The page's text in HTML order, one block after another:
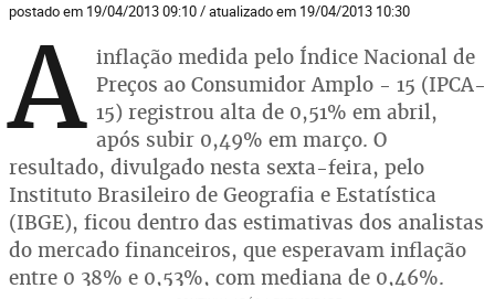
postado em 19/04/2013 09:10 / atualizado em 19/04/2013 10:30
A inflação medida pelo Índice Nacional de
Preços ao Consumidor Amplo - 15 (IPCA-
15) registrou alta de 0,51% em abril,
após subir 0,49% em março. O
resultado, divulgado nesta sexta-feira, pelo
Instituto Brasileiro de Geografia e Estatística
(IBGE), ficou dentro das estimativas dos analistas
do mercado financeiros, que esperavam inflação
entre 0 38% e 0,53%, com mediana de 0,46%.